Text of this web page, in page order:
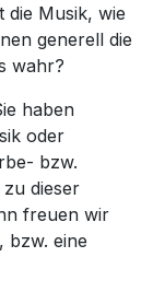
die Musik, wie
generell die
wahr?
haben
oder
bzw.
dieser
freuen wir
bzw. eine